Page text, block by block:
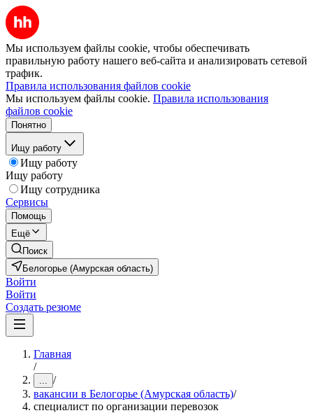
Мы используем файлы cookie, чтобы обеспечивать
правильную работу нашего веб-сайта и анализировать сетевой
трафик.
Правила использования файлов cookie
Мы используем файлы cookie. Правила использования
файлов cookie
Понятно
Ищу работу
Ищу работу
Ищу работу
Ищу сотрудника
Сервисы
Помощь
Ещё
Поиск
Белогорье (Амурская область)
Войти
Войти
Создать резюме
Главная
/
... /
вакансии в Белогорье (Амурская область)/
специалист по организации перевозок